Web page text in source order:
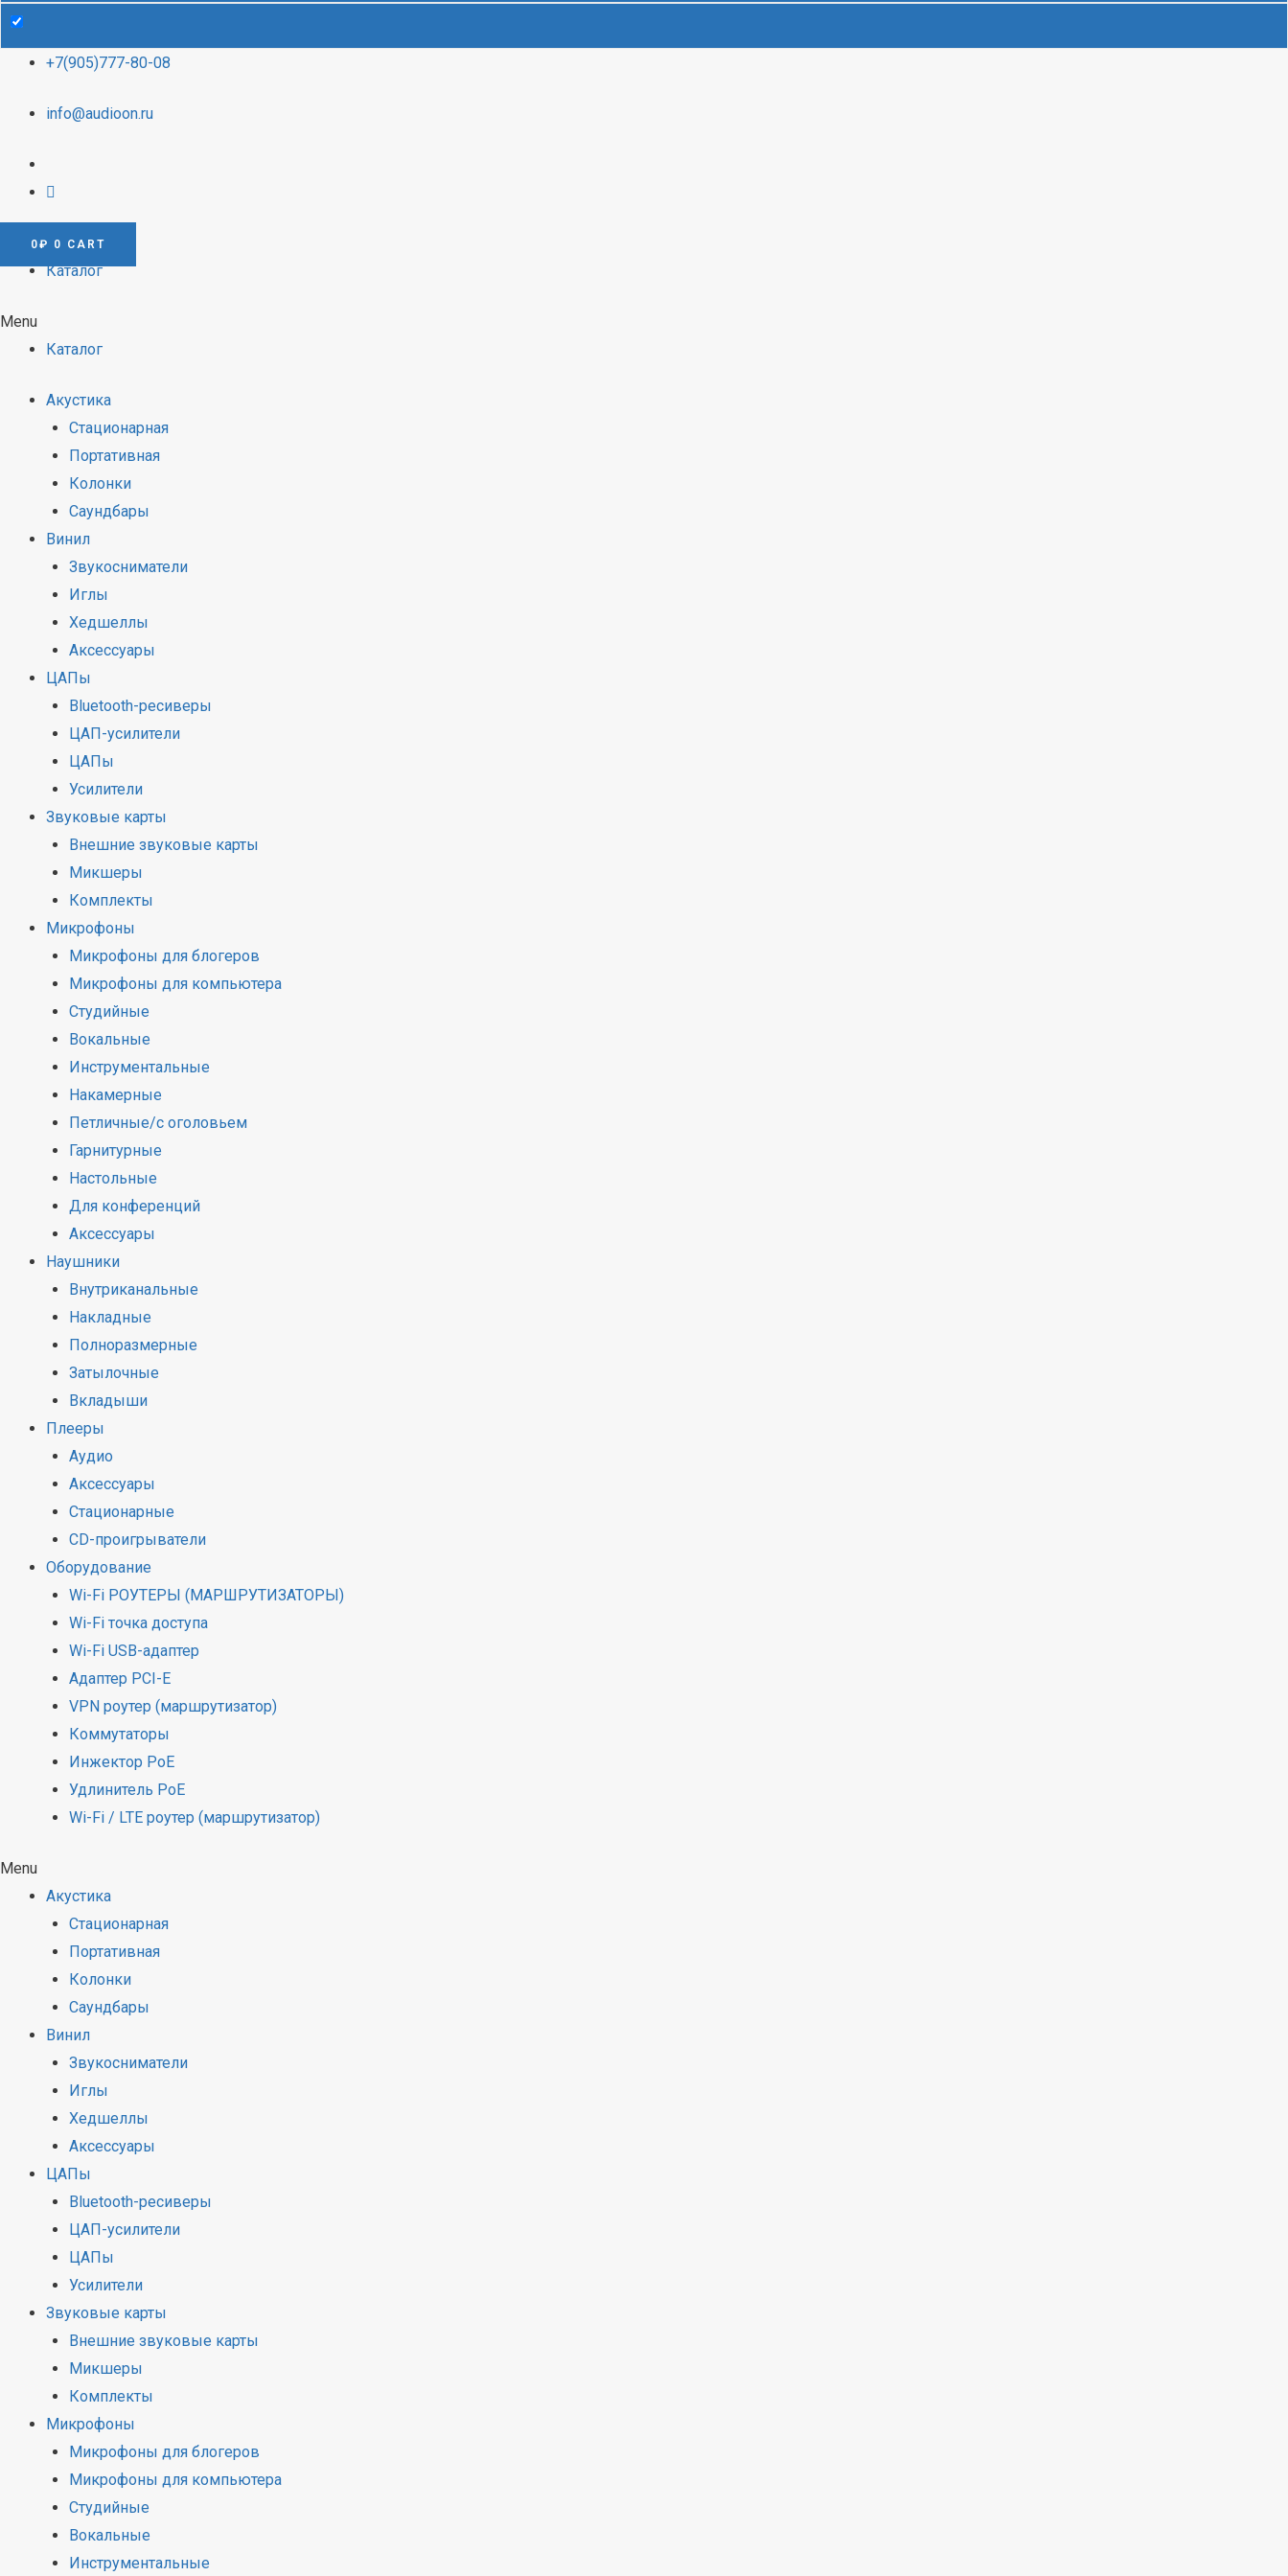
+7(905)777-80-08
info@audioon.ru
0₽ 0 CART
Каталог
Menu
Каталог
Акустика
Стационарная
Портативная
Колонки
Саундбары
Винил
Звукосниматели
Иглы
Хедшеллы
Аксессуары
ЦАПы
Bluetooth-ресиверы
ЦАП-усилители
ЦАПы
Усилители
Звуковые карты
Внешние звуковые карты
Микшеры
Комплекты
Микрофоны
Микрофоны для блогеров
Микрофоны для компьютера
Студийные
Вокальные
Инструментальные
Накамерные
Петличные/с оголовьем
Гарнитурные
Настольные
Для конференций
Аксессуары
Наушники
Внутриканальные
Накладные
Полноразмерные
Затылочные
Вкладыши
Плееры
Аудио
Аксессуары
Стационарные
CD-проигрыватели
Оборудование
Wi-Fi РОУТЕРЫ (МАРШРУТИЗАТОРЫ)
Wi-Fi точка доступа
Wi-Fi USB-адаптер
Адаптер PCI-E
VPN роутер (маршрутизатор)
Коммутаторы
Инжектор PoE
Удлинитель PoE
Wi-Fi / LTE роутер (маршрутизатор)
Menu
Акустика
Стационарная
Портативная
Колонки
Саундбары
Винил
Звукосниматели
Иглы
Хедшеллы
Аксессуары
ЦАПы
Bluetooth-ресиверы
ЦАП-усилители
ЦАПы
Усилители
Звуковые карты
Внешние звуковые карты
Микшеры
Комплекты
Микрофоны
Микрофоны для блогеров
Микрофоны для компьютера
Студийные
Вокальные
Инструментальные